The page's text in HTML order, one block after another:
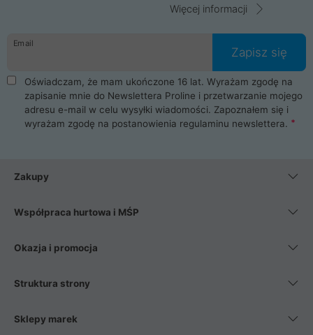
komunikacja ze sklepem komputerowym ProLine jest
danych osobowych. Dlatego zakup notebooka albo laptopa w
ProLine to czysta przyjemność i pełne bezpieczeństwo.
Zaopatrzysz się u nas w akcesoria i części komputerowe
takie jak procesory, karty graficzne, płyty główne, pamięci,
dyski SSD, M.2 oraz HDD. Nasi pracownicy pomogą Ci wybrać
najlepszy zasilacz komputerowy oraz obudowę do komputera.
Poza komputerami mamy również najlepsze na rynku
Smartfony takich producentów jak Xiaomi, Apple, Samsung i
wentylatory. Na koniec mając już to wszystko, możesz
Więcej informacji
Email
Zapisz się
Oświadczam, że mam ukończone 16 lat. Wyrażam zgodę na
zapisanie mnie do Newslettera Proline i przetwarzanie mojego
adresu e-mail w celu wysyłki wiadomości. Zapoznałem się i
wyrażam zgodę na postanowienia regulaminu newslettera.
Zakupy
Współpraca hurtowa i MŚP
Okazja i promocja
Struktura strony
Sklepy marek